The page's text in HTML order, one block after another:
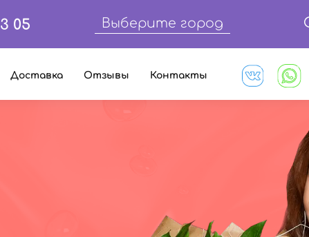
05 Выберите город
Доставка Отзывы Контакты